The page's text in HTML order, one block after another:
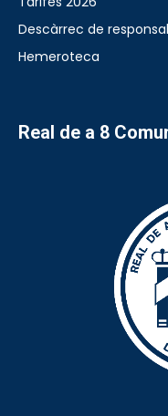
Descàrrec de
Hemeroteca
Real de a 8